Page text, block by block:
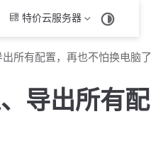
特价云服务器
所有配置，再也不怕换电脑
导出所有